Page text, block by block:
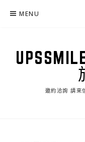
MENU
邀約洽詢 請來